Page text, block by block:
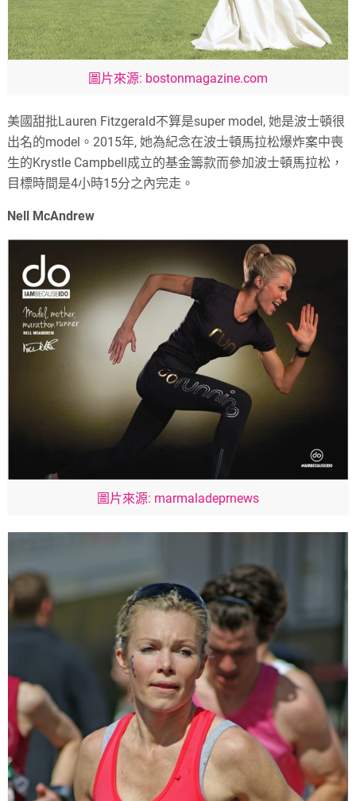
圖片來源: bostonmagazine.com
美國甜批Lauren Fitzgerald不算是super model, 她是波士頓很
出名的model。2015年, 她為紀念在波士頓馬拉松爆炸案中喪
生的Krystle Campbell成立的基金籌款而參加波士頓馬拉松，
目標時間是4小時15分之內完走。
Nell McAndrew
圖片來源: marmaladeprnews